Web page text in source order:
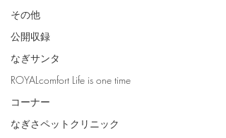
その他
公開収録
なぎサンタ
ROYALcomfort Life is one time
コーナー
なぎさペットクリニック